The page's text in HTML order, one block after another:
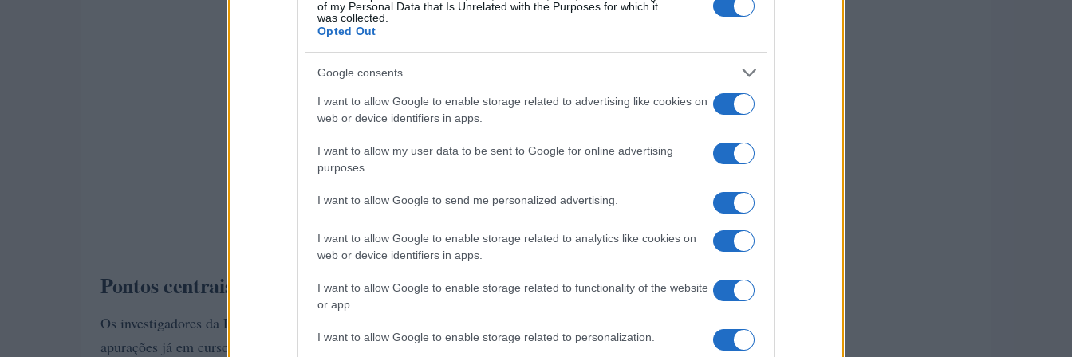
of my Personal Data that Is Unrelated with the Purposes for which it
was collected.
Opted Out
Google consents
I want to allow Google to enable storage related to advertising like cookies on
web or device identifiers in apps.
I want to allow my user data to be sent to Google for online advertising
purposes.
I want to allow Google to send me personalized advertising.
I want to allow Google to enable storage related to analytics like cookies on
web or device identifiers in apps.
I want to allow Google to enable storage related to functionality of the website
or app.
I want to allow Google to enable storage related to personalization.
Pontos centrais das apurações
Os investigadores da PF avaliaram que abordagens antecipadas pela Receita teriam interferido em
apurações já em curso, o que motivou a análise sobre possível frustração de investigação. Entre os